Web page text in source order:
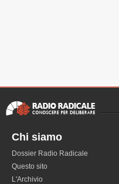
Chi siamo
Dossier Radio Radicale
Questo sito
L'Archivio